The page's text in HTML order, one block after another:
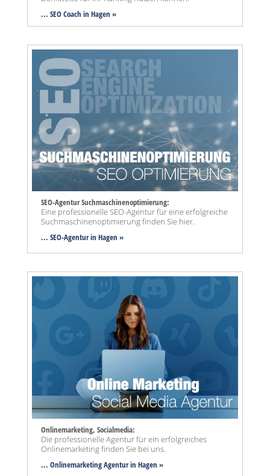
... SEO Coach in Hagen »
SEO-Agentur Suchmaschinenoptimierung:
Eine professionelle SEO-Agentur für eine erfolgreiche
Suchmaschinenoptimierung finden Sie hier.
... SEO-Agenturin Hagen »
Onlinemarketing, Socialmedia:
Die professionelle Agentur für ein erfolgreiches
Onlinemarketing finden Sie bei uns.
... Onlinemarketing Agentur in Hagen »